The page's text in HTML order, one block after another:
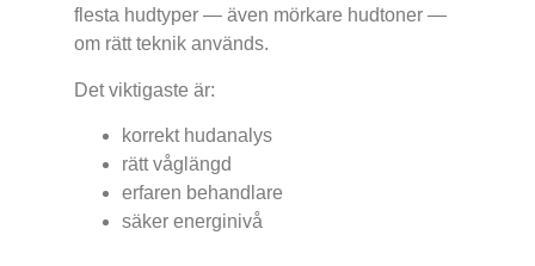
flesta hudtyper — även mörkare hudtoner —
om rätt teknik används.
Det viktigaste är:
korrekt hudanalys
rätt våglängd
erfaren behandlare
säker energinivå